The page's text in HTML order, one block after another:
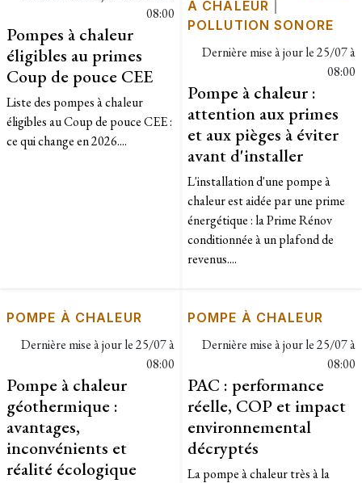
08:00
Pompes à chaleur
éligibles au primes
Coup de pouce CEE
Liste des pompes à chaleur
éligibles au Coup de pouce CEE :
ce qui change en 2026....
À CHALEUR
POLLUTION SONORE
Dernière mise à jour le25/07 à
08:00
Pompe à chaleur :
attention aux primes
et aux pièges à éviter
avant d'installer
L'installation d'une pompe à
chaleur est aidée par une prime
énergétique : la Prime Rénov
conditionnée à un plafond de
revenus....
POMPE À CHALEUR
Dernière mise à jour le25/07 à
08:00
Pompe à chaleur
géothermique :
avantages,
inconvénients et
réalité écologique
POMPE À CHALEUR
Dernière mise à jour le25/07 à
08:00
PAC : performance
réelle, COP et impact
environnemental
décryptés
La pompe à chaleur très à la